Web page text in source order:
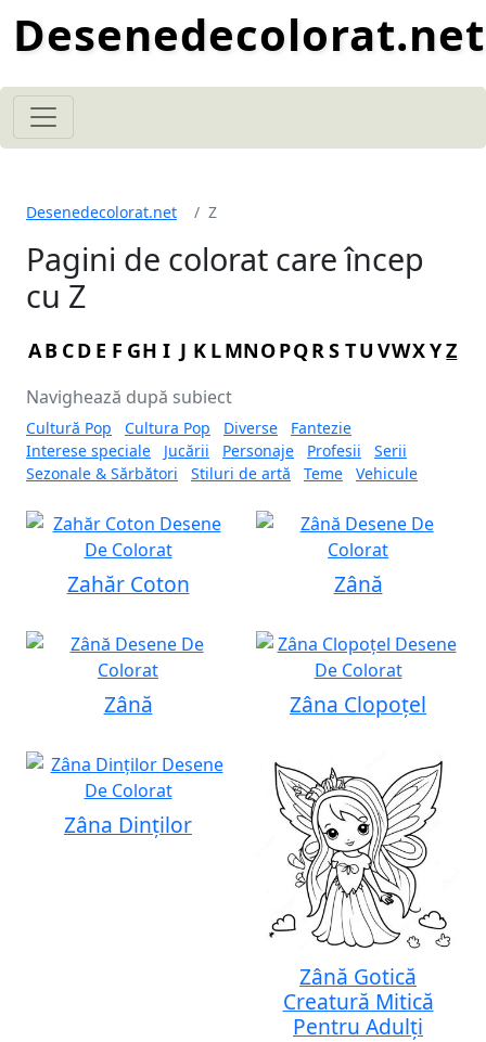
Desenedecolorat.net
Desenedecolorat.net Z
Pagini de colorat care încep
cu Z
AB CD E F GH I J K LMNOPQRS TU VWXYZ
Navighează după subiect
Cultură Pop Cultura Pop Diverse
Fantezie
Interese speciale
Jucării Personaje Profesii
Serii
Sezonale & Sărbători
Stiluri de artă Teme Vehicule
Zahăr Coton Zână
Zână Zâna Clopoțel
Zâna Dinților
Zână Gotică
Creatură Mitică
Pentru Adulți